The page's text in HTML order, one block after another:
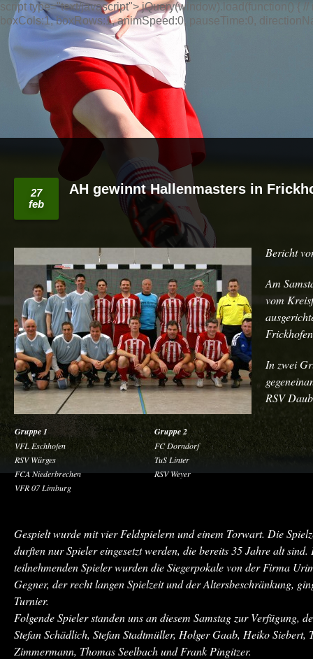
script type="text/javascript"> jQuery(window).load(function() {
boxCols:1, boxRows:1, animSpeed:0, pauseTime:0,
27
feb
AH gewinnt Hallenmasters in
Bericht
Am
vom
In zwei
RSV
Gruppe 1 Gruppe 2
VFL Eschhofen
FC Dorndorf
RSV Würges
TuS Linter
FCA Niederbrechen
RSV Weyer
VFR 07 Limburg
Gespielt wurde mit vier Feldspielern und einem Torwart. Die
durften nur Spieler eingesetzt werden, die bereits 35 Jahre alt
teilnehmenden Spieler wurden die Siegerpokale von der Firma
Gegner, der recht langen Spielzeit und der Altersbeschränkung,
Turnier.
Folgende Spieler standen uns an diesem Samstag zur Verfügung,
Stefan Schädlich, Stefan Stadtmüller, Holger Gaab, Heiko
Zimmermann, Thomas Seelbach und Frank Pingitzer.